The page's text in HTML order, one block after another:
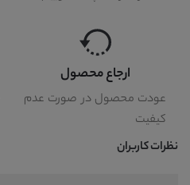
ارجاع محصول
عودت محصول در صورت عدم
کیفیت
نظرات کاربران